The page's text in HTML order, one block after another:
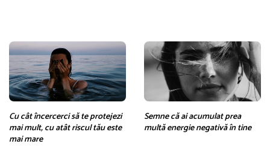
Cu cât încercerci să te protejezi
mai mult, cu atât riscul tău este
mai mare
Semne că ai acumulat prea
multă energie negativă în tine